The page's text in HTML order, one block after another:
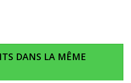
DANS LA MÊME